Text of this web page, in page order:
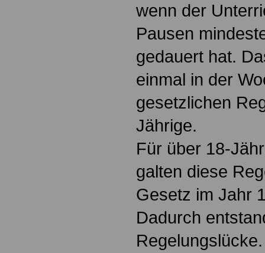
wenn der
Pausen
gedauert hat.
einmal in der
gesetzlichen
Jährige.
Für über 18-
galten diese
Gesetz im Jahr
Dadurch